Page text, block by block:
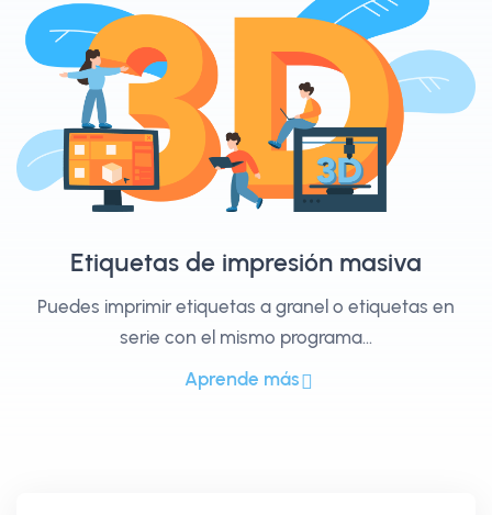
Etiquetas de impresión masiva
Puedes imprimir etiquetas a granel o etiquetas en
serie con el mismo programa...
Aprende más